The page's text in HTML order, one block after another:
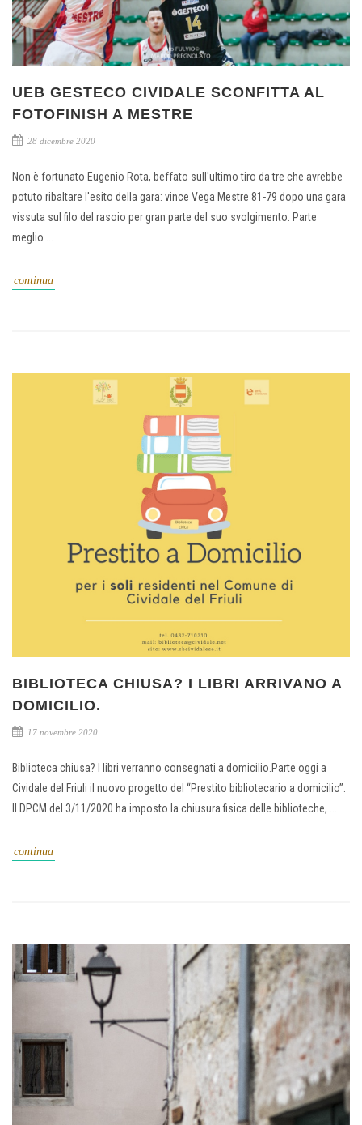
UEB GESTECO CIVIDALE SCONFITTA AL
FOTOFINISH A MESTRE
28 dicembre 2020
Non è fortunato Eugenio Rota, beffato sull'ultimo tiro da tre che avrebbe
potuto ribaltare l'esito della gara: vince Vega Mestre 81-79 dopo una gara
vissuta sul filo del rasoio per gran parte del suo svolgimento. Parte
meglio ...
continua
BIBLIOTECA CHIUSA? I LIBRI ARRIVANO A
DOMICILIO.
17 novembre 2020
Biblioteca chiusa? I libri verranno consegnati a domicilio.Parte oggi a
Cividale del Friuli il nuovo progetto del “Prestito bibliotecario a domicilio”.
Il DPCM del 3/11/2020 ha imposto la chiusura fisica delle biblioteche, ...
continua